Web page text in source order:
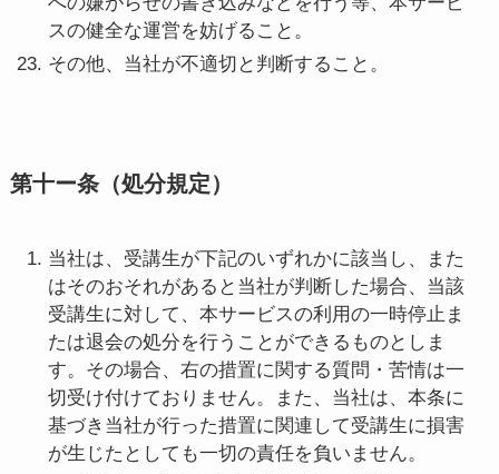
スの健全な運営を妨げること。
その他、当社が不適切と判断すること。
第十ー条（処分規定）
当社は、受講生が下記のいずれかに該当し、また
はそのおそれがあると当社が判断した場合、当該
受講生に対して、本サービスの利用の一時停止ま
たは退会の処分を行うことができるものとしま
す。その場合、右の措置に関する質問・苦情は一
切受け付けておりません。また、当社は、本条に
基づき当社が行った措置に関連して受講生に損害
が生じたとしても一切の責任を負いません。